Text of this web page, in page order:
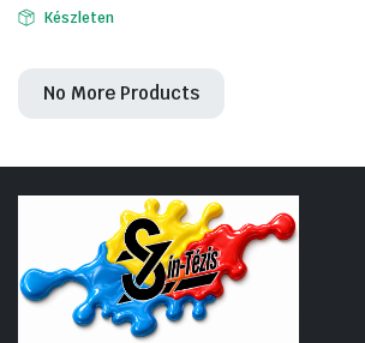
Készleten
No More Products